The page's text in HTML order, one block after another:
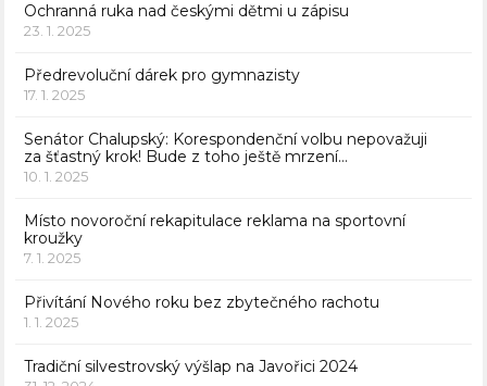
Ochranná ruka nad českými dětmi u zápisu
23. 1. 2025
Předrevoluční dárek pro gymnazisty
17. 1. 2025
Senátor Chalupský: Korespondenční volbu nepovažuji
za šťastný krok! Bude z toho ještě mrzení…
10. 1. 2025
Místo novoroční rekapitulace reklama na sportovní
kroužky
7. 1. 2025
Přivítání Nového roku bez zbytečného rachotu
1. 1. 2025
Tradiční silvestrovský výšlap na Javořici 2024